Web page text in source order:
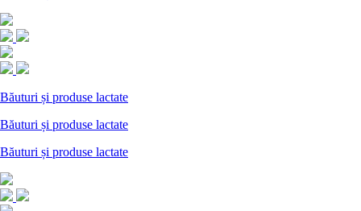
Băuturi și produse lactate
Băuturi și produse lactate
Băuturi și produse lactate